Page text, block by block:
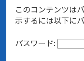
このコンテンツは
示するには以下に
パスワード: